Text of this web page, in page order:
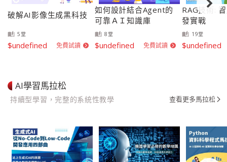
破解AI影像生成黑科技
auto_stories 5堂
$undefined 免費試讀 arrow_forward_ios
如何設計結合Agent的
可靠ＡＩ知識庫
auto_stories 8堂
$undefined 免費試讀 arrow_forward_ios
RAG技術:
發實戰
auto_stories 19堂
$undefined
AI學習馬拉松
持續型學習，完整的系統性教學 查看更多馬拉松 arrow_forward_ios